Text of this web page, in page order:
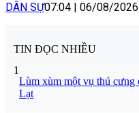
DÂN SỰ07:04 06/08/2026
TIN ĐỌC NHIỀU
1
Lùm xùm một vụ thú cưng
Lạt